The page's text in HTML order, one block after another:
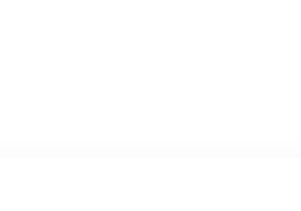
mais personalizado. Ao